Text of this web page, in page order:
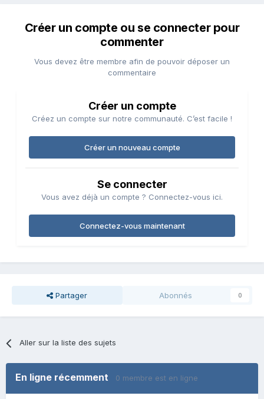
Créer un compte ou se connecter pour
commenter
Vous devez être membre afin de pouvoir déposer un
commentaire
Créer un compte
Créez un compte sur notre communauté. C’est facile !
Créer un nouveau compte
Se connecter
Vous avez déjà un compte ? Connectez-vous ici.
Connectez-vous maintenant
Partager Abonnés 0
Aller sur la liste des sujets
En ligne récemment 0 membre est en ligne